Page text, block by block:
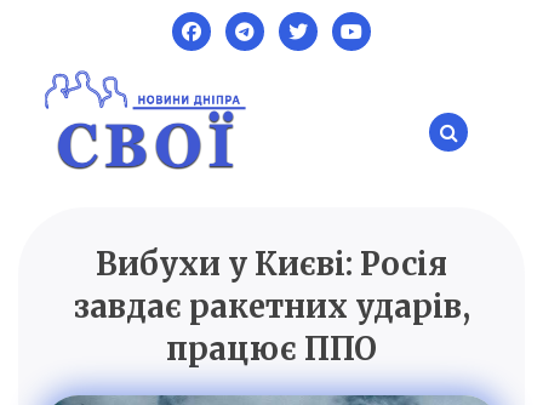
content
SVOI.DP.UA
Новини Дніпра
Вибухи у Києві: Росія
завдає ракетних ударів,
працює ППО